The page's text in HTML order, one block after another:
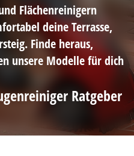
Flächenreinigern
deine Terrasse,
Finde heraus,
unsere Modelle für dich
Ratgeber